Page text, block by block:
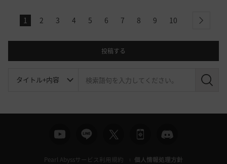
1 2 3 4 5 6 7 8 9 10 next
投稿する
検
Pearl Abyssサービス利用規約
個人情報処理方針